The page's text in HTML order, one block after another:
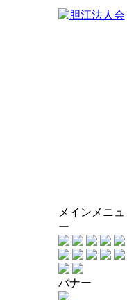
メインメニュ
ー
バナー